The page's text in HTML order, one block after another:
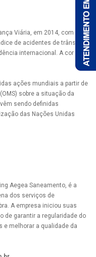
Viária, em 2014, com a
de acidentes de trânsito,
internacional. A cor
ações mundiais a partir de
sobre a situação da
sendo definidas
das Nações Unidas
Aegea Saneamento, é a
dos serviços de
A empresa iniciou suas
de garantir a regularidade do
e melhorar a qualidade da